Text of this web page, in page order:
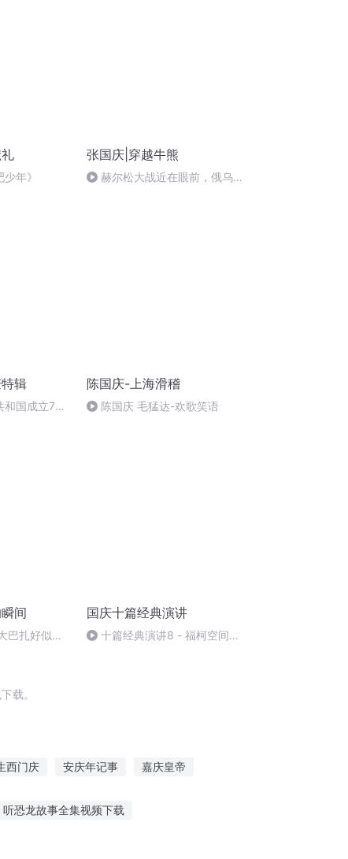
年》
张国庆|穿越牛熊
赫尔松大战近在眼前，俄乌冲
辑
和国成立73
陈国庆-上海滑稽
陈国庆 毛猛达-欢歌笑语
间
巴扎好似温
国庆十篇经典演讲
十篇经典演讲8 - 福柯空间回
载。
西门庆 安庆年记事 嘉庆皇帝
听恐龙故事全集视频下载